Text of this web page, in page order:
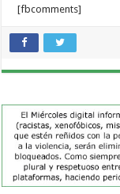
[fbcomments]